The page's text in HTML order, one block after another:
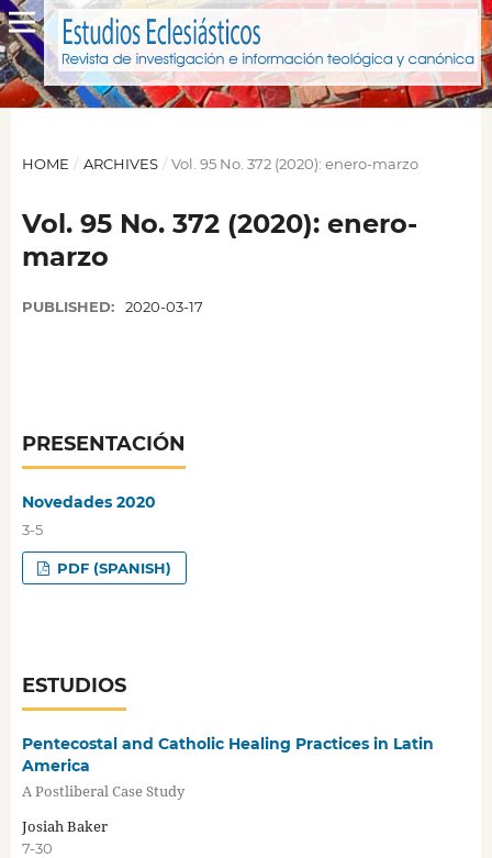
HOME / ARCHIVES / Vol. 95 No. 372 (2020): enero-marzo
Vol. 95 No. 372 (2020): enero-
marzo
PUBLISHED: 2020-03-17
PRESENTACIÓN
Novedades 2020
3-5
PDF (SPANISH)
ESTUDIOS
Pentecostal and Catholic Healing Practices in Latin
America
A Postliberal Case Study
Josiah Baker
7-30